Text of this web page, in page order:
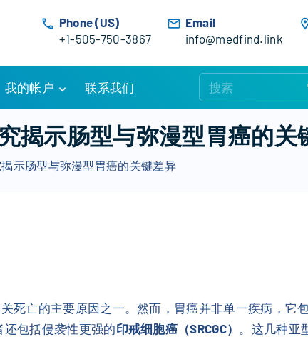
Phone (US)
+1-505-750-3867
Email
info@medfind.link
我的帐户
账户详情
我的订单
联系我们
揭示肠型与弥漫型胃癌的关
示肠型与弥漫型胃癌的关键差异
死亡的主要原因之一。然而，胃癌并非单一疾病，它
还包括侵袭性更强的印戒细胞癌（SRCGC） 。这几种亚